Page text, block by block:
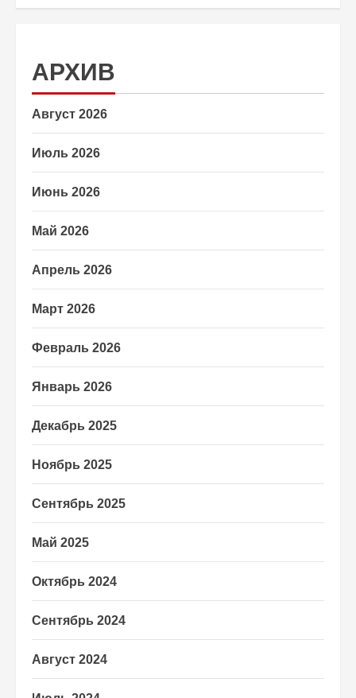
АРХИВ
Август 2026
Июль 2026
Июнь 2026
Май 2026
Апрель 2026
Март 2026
Февраль 2026
Январь 2026
Декабрь 2025
Ноябрь 2025
Сентябрь 2025
Май 2025
Октябрь 2024
Сентябрь 2024
Август 2024